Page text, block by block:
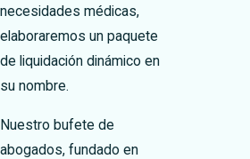
necesidades médicas,
elaboraremos un paquete
de liquidación dinámico en
su nombre.
Nuestro bufete de
abogados, fundado en